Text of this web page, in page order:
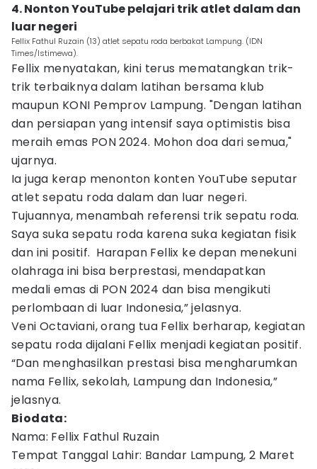
4. Nonton YouTube pelajari trik atlet dalam dan
luar negeri
Fellix Fathul Ruzain (13) atlet sepatu roda berbakat Lampung. (IDN
Times/Istimewa).
Fellix menyatakan, kini terus mematangkan trik-
trik terbaiknya dalam latihan bersama klub
maupun KONI Pemprov Lampung. "Dengan latihan
dan persiapan yang intensif saya optimistis bisa
meraih emas PON 2024. Mohon doa dari semua,"
ujarnya.
Ia juga kerap menonton konten YouTube seputar
atlet sepatu roda dalam dan luar negeri.
Tujuannya, menambah referensi trik sepatu roda.
Saya suka sepatu roda karena suka kegiatan fisik
dan ini positif. Harapan Fellix ke depan menekuni
olahraga ini bisa berprestasi, mendapatkan
medali emas di PON 2024 dan bisa mengikuti
perlombaan di luar Indonesia,” jelasnya.
Veni Octaviani, orang tua Fellix berharap, kegiatan
sepatu roda dijalani Fellix menjadi kegiatan positif.
“Dan menghasilkan prestasi bisa mengharumkan
nama Fellix, sekolah, Lampung dan Indonesia,”
jelasnya.
Biodata:
Nama: Fellix Fathul Ruzain
Tempat Tanggal Lahir: Bandar Lampung, 2 Maret